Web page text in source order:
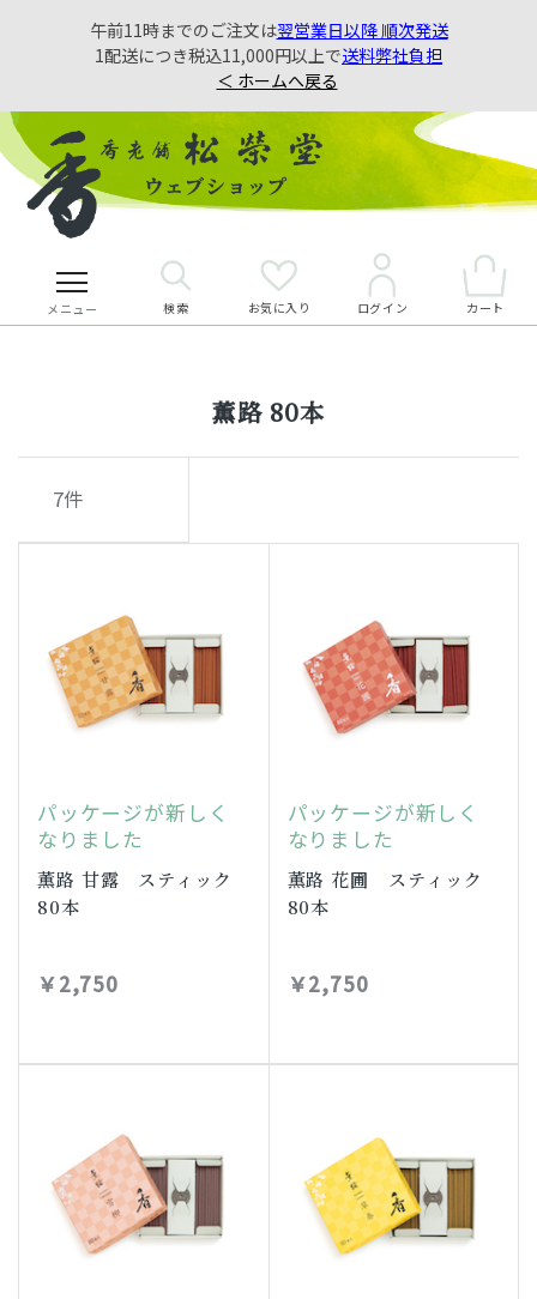
午前11時までのご注文は翌営業日以降 順次発送
1配送につき税込11,000円以上で送料弊社負担
＜ ホームへ戻る
メニュー 検索 お気に入り ログイン カート
薫路 80本
7件
パッケージが新しく
なりました
薫路 甘露 スティック
80本
￥2,750
パッケージが新しく
なりました
薫路 花圃 スティック
80本
￥2,750